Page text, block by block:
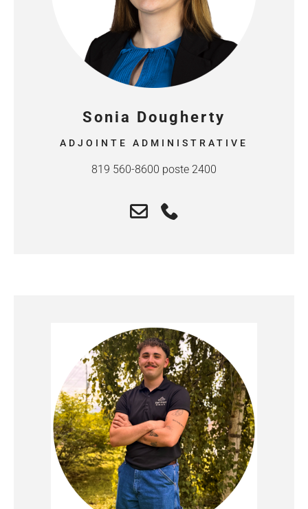
Sonia Dougherty
ADJOINTE ADMINISTRATIVE
819 560-8600 poste 2400